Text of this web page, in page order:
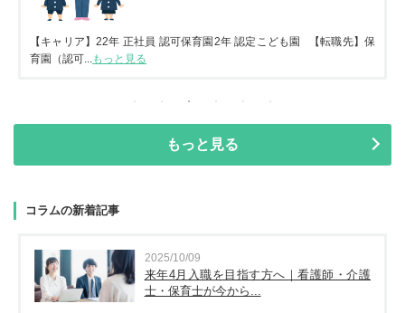
【キャリア】22年 正社員 認可保育園2年 認定こども園 【転職先】保
育園（認可...
もっと見る
もっと見る
コラムの新着記事
2025/10/09
来年4月入職を目指す方へ｜看護師・介護
士・保育士が今から...